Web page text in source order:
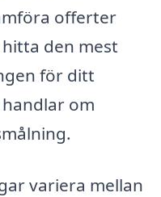
offerter
den mest
för ditt
om
variera mellan